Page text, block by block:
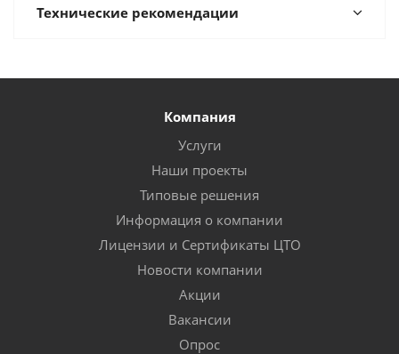
Технические рекомендации
Компания
Услуги
Наши проекты
Типовые решения
Информация о компании
Лицензии и Сертификаты ЦТО
Новости компании
Акции
Вакансии
Опрос